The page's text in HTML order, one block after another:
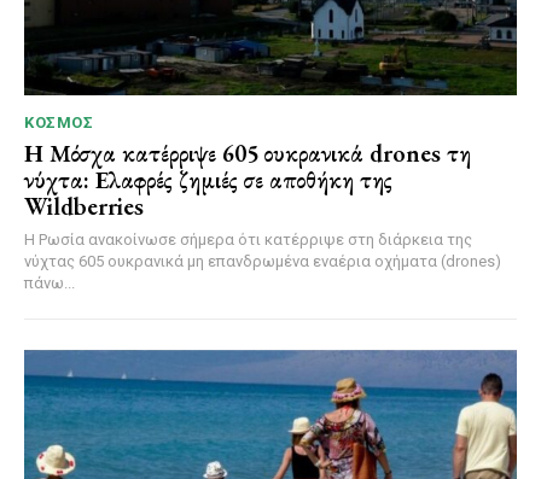
ΚΌΣΜΟΣ
Η Μόσχα κατέρριψε 605 ουκρανικά drones τη
νύχτα: Ελαφρές ζημιές σε αποθήκη της
Wildberries
Η Ρωσία ανακοίνωσε σήμερα ότι κατέρριψε στη διάρκεια της
νύχτας 605 ουκρανικά μη επανδρωμένα εναέρια οχήματα (drones)
πάνω...